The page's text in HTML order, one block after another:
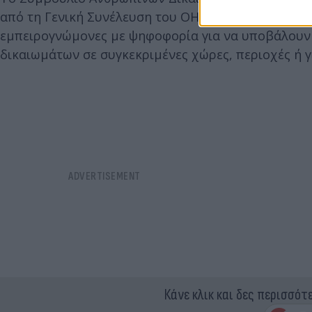
από τη Γενική Συνέλευση του ΟΗΕ με τριετή
εμπειρογνώμονες με ψηφοφορία για να
δικαιωμάτων σε συγκεκριμένες χώρες, περιοχές ή
Κάνε κλικ και δες